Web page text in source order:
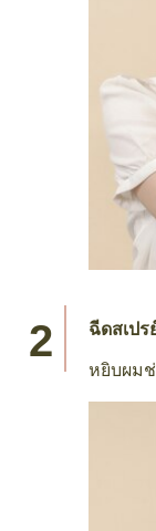
ฉีดสเปร
หยิบผม